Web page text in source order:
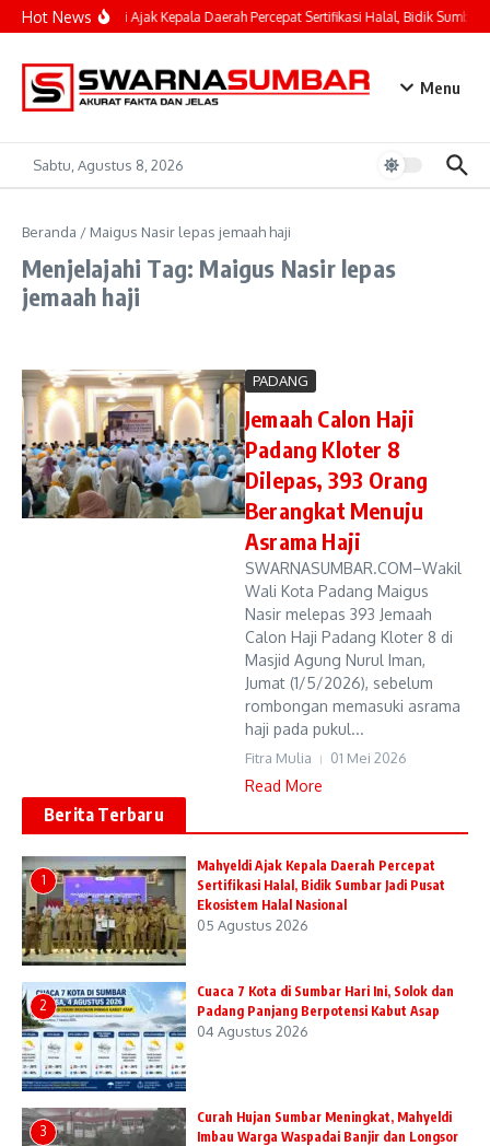
Lewati ke konten
Hot NewsMahyeldi Ajak Kepala Daerah Percepat Sertifikasi Halal, Bidik Sumbar
Menu
Sabtu, Agustus 8, 2026
Beranda / Maigus Nasir lepas jemaah haji
Menjelajahi Tag: Maigus Nasir lepas
jemaah haji
PADANG
Jemaah Calon Haji
Padang Kloter 8
Dilepas, 393 Orang
Berangkat Menuju
Asrama Haji
SWARNASUMBAR.COM–Wakil
Wali Kota Padang Maigus
Nasir melepas 393 Jemaah
Calon Haji Padang Kloter 8 di
Masjid Agung Nurul Iman,
Jumat (1/5/2026), sebelum
rombongan memasuki asrama
haji pada pukul...
Fitra Mulia 01 Mei 2026
Read More
Berita Terbaru
1
Mahyeldi Ajak Kepala Daerah Percepat
Sertifikasi Halal, Bidik Sumbar Jadi Pusat
Ekosistem Halal Nasional
05 Agustus 2026
2
Cuaca 7 Kota di Sumbar Hari Ini, Solok dan
Padang Panjang Berpotensi Kabut Asap
04 Agustus 2026
3
Curah Hujan Sumbar Meningkat, Mahyeldi
Imbau Warga Waspadai Banjir dan Longsor